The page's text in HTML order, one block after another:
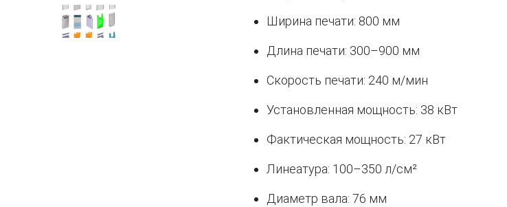
Ширина печати: 800 мм
Длина печати: 300–900 мм
Скорость печати: 240 м/мин
Установленная мощность: 38 кВт
Фактическая мощность: 27 кВт
Линеатура: 100–350 л/см²
Диаметр вала: 76 мм